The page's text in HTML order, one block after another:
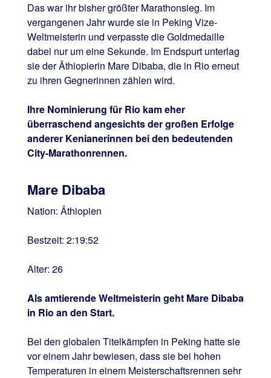
Das war ihr bisher größter Marathonsieg. Im
vergangenen Jahr wurde sie in Peking Vize-
Weltmeisterin und verpasste die Goldmedaille
dabei nur um eine Sekunde. Im Endspurt unterlag
sie der Äthiopierin Mare Dibaba, die in Rio erneut
zu ihren Gegnerinnen zählen wird.
Ihre Nominierung für Rio kam eher
überraschend angesichts der großen Erfolge
anderer Kenianerinnen bei den bedeutenden
City-Marathonrennen.
Mare Dibaba
Nation: Äthiopien
Bestzeit: 2:19:52
Alter: 26
Als amtierende Weltmeisterin geht Mare Dibaba
in Rio an den Start.
Bei den globalen Titelkämpfen in Peking hatte sie
vor einem Jahr bewiesen, dass sie bei hohen
Temperaturen in einem Meisterschaftsrennen sehr